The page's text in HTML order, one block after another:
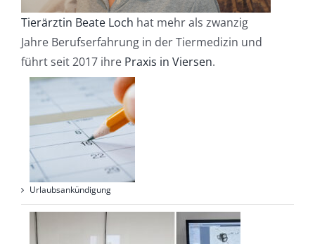
Tierärztin Beate Loch hat mehr als zwanzig
Jahre Berufserfahrung in der Tiermedizin und
führt seit 2017 ihre Praxis in Viersen.
Urlaubsankündigung